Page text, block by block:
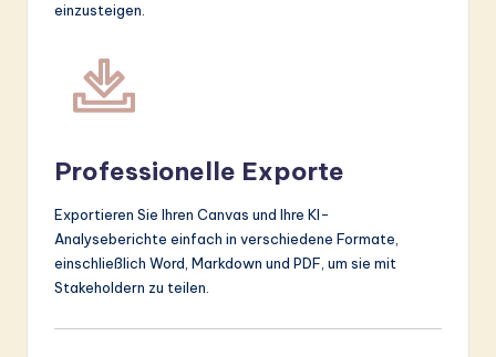
einzusteigen.
Professionelle Exporte
Exportieren Sie Ihren Canvas und Ihre KI-
Analyseberichte einfach in verschiedene Formate,
einschließlich Word, Markdown und PDF, um sie mit
Stakeholdern zu teilen.